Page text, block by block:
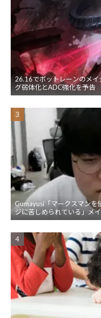
26.16でボットレーンのメ
グ弱体化とADC強化を予告
Gumayusi「マークスマンを
ジに苦しめられている」メ